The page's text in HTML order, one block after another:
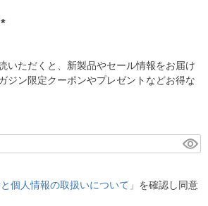
須
)
いただくと、新製品やセール情報をお届け
ジン限定クーポンやプレゼントなどお得な
個人情報の取扱いについて」 を確認し同意